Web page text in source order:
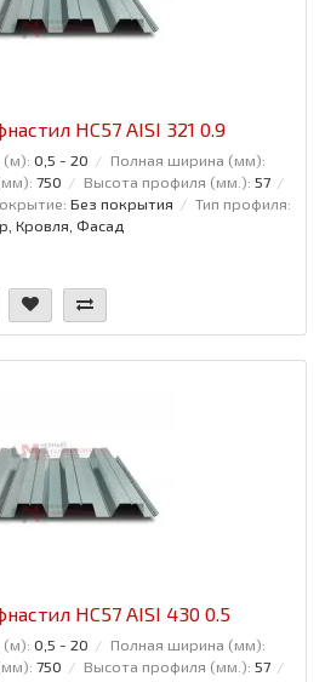
НС57 AISI 321 0.9
(м): 0,5 - 20
Полная ширина (мм):
750 Высота профиля (мм.): 57
Без покрытия
Тип профиля:
Кровля, Фасад
НС57 AISI 430 0.5
(м): 0,5 - 20
Полная ширина (мм):
750 Высота профиля (мм.): 57